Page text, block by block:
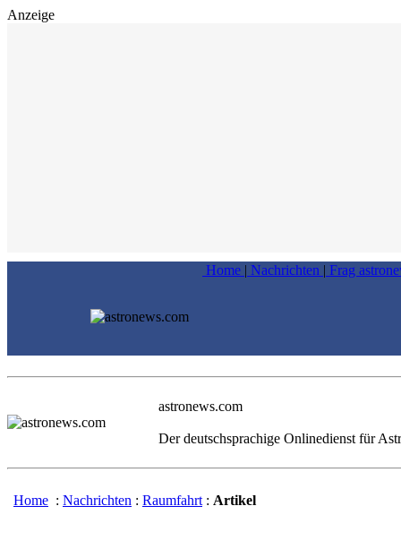
Anzeige
Home | Nachrichten | Frag
astronews.com
Der deutschsprachige Onlinedienst für
Home : Nachrichten : Raumfahrt : Artikel